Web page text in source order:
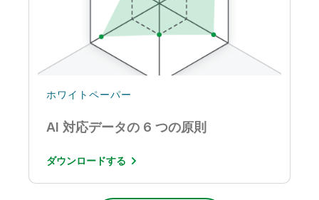
ホワイトペーパー
AI 対応データの 6 つの原則
ダウンロードする